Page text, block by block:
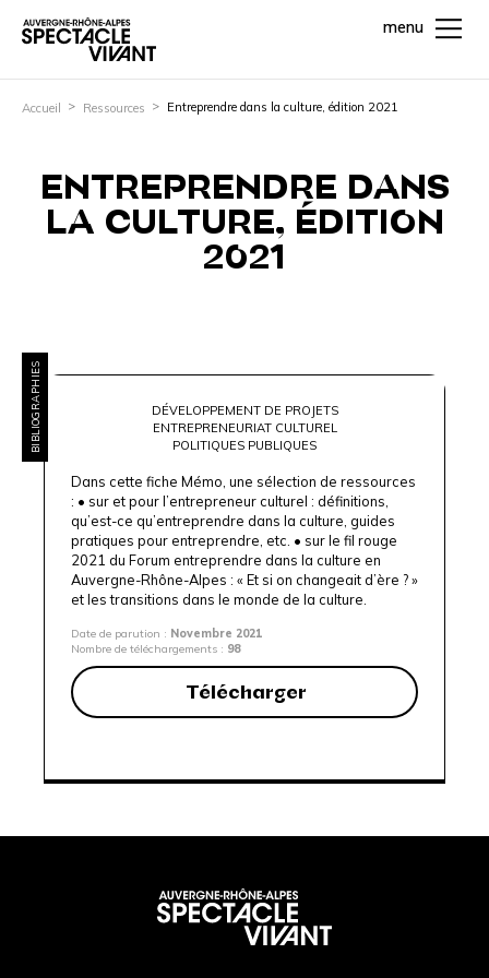
menu
Accueil Ressources Entreprendre dans la culture, édition 2021
ENTREPRENDRE DANS
LA CULTURE, ÉDITION
2021
BIBLIOGRAPHIES
DÉVELOPPEMENT DE PROJETS
ENTREPRENEURIAT CULTUREL
POLITIQUES PUBLIQUES
Dans cette fiche Mémo, une sélection de ressources
: • sur et pour l’entrepreneur culturel : définitions,
qu’est-ce qu’entreprendre dans la culture, guides
pratiques pour entreprendre, etc. • sur le fil rouge
2021 du Forum entreprendre dans la culture en
Auvergne-Rhône-Alpes : « Et si on changeait d’ère ? »
et les transitions dans le monde de la culture.
Date de parution : Novembre 2021
Nombre de téléchargements : 98
Télécharger